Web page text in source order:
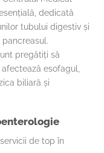
dedicată
tubului digestiv și
pregătiți să
esofagul,
biliară și
de top în